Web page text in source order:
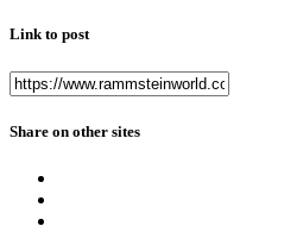
Link to post
Share on other sites